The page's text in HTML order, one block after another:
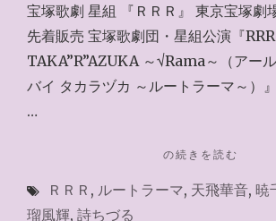
宝塚歌劇 星組 『ＲＲＲ』 東京宝塚劇
先着販売 宝塚歌劇団・星組公演『
TAKA”R”AZUKA ～√Rama～（アー
バイ タカラヅカ ～ルートラーマ～）
…
"CLUB
2026.8.13"
の続きを読む
ＲＲＲ , ルートラーマ, 天飛華音, 暁
瑠風輝, 詩ちづる